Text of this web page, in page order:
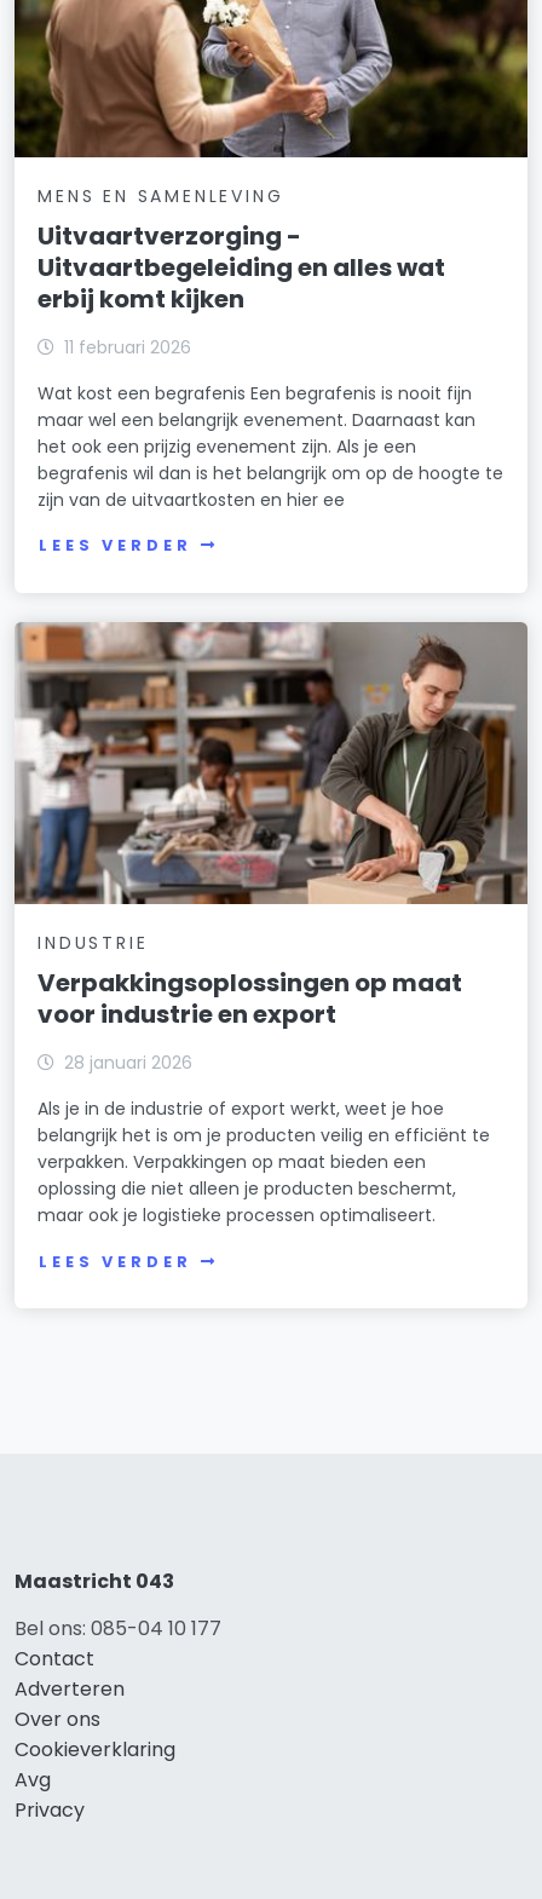
MENS EN SAMENLEVING
Uitvaartverzorging -
Uitvaartbegeleiding en alles wat
erbij komt kijken
11 februari 2026
Wat kost een begrafenis Een begrafenis is nooit fijn
maar wel een belangrijk evenement. Daarnaast kan
het ook een prijzig evenement zijn. Als je een
begrafenis wil dan is het belangrijk om op de hoogte te
zijn van de uitvaartkosten en hier ee
LEES VERDER
INDUSTRIE
Verpakkingsoplossingen op maat
voor industrie en export
28 januari 2026
Als je in de industrie of export werkt, weet je hoe
belangrijk het is om je producten veilig en efficiënt te
verpakken. Verpakkingen op maat bieden een
oplossing die niet alleen je producten beschermt,
maar ook je logistieke processen optimaliseert.
LEES VERDER
Maastricht 043
Bel ons: 085-04 10 177
Contact
Adverteren
Over ons
Cookieverklaring
Avg
Privacy